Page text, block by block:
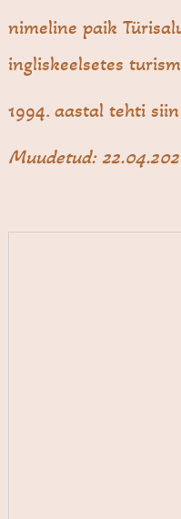
nimeline paik
ingliskeelsetes
1994. aastal tehti
Muudetud: